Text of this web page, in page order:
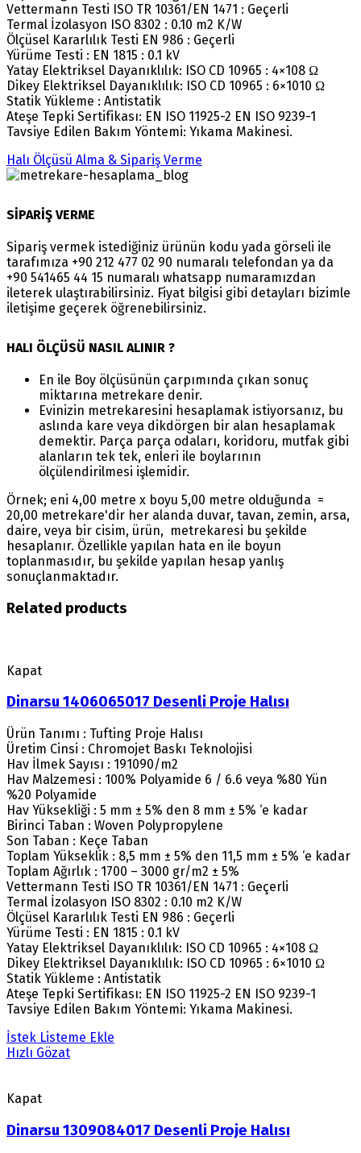
Vettermann Testi ISO TR 10361/EN 1471 : Geçerli
Termal İzolasyon ISO 8302 : 0.10 m2 K/W
Ölçüsel Kararlılık Testi EN 986 : Geçerli
Yürüme Testi : EN 1815 : 0.1 kV
Yatay Elektriksel Dayanıklılık: ISO CD 10965 : 4×108 Ω
Dikey Elektriksel Dayanıklılık: ISO CD 10965 : 6×1010 Ω
Statik Yükleme : Antistatik
Ateşe Tepki Sertifikası: EN ISO 11925-2 EN ISO 9239-1
Tavsiye Edilen Bakım Yöntemi: Yıkama Makinesi.
Halı Ölçüsü Alma & Sipariş Verme
SİPARİŞ VERME
Sipariş vermek istediğiniz ürünün kodu yada görseli ile
tarafımıza +90 212 477 02 90 numaralı telefondan ya da
+90 541465 44 15 numaralı whatsapp numaramızdan
ileterek ulaştırabilirsiniz. Fiyat bilgisi gibi detayları bizimle
iletişime geçerek öğrenebilirsiniz.
HALI ÖLÇÜSÜ NASIL ALINIR ?
En ile Boy ölçüsünün çarpımında çıkan sonuç
miktarına metrekare denir.
Evinizin metrekaresini hesaplamak istiyorsanız, bu
aslında kare veya dikdörgen bir alan hesaplamak
demektir. Parça parça odaları, koridoru, mutfak gibi
alanların tek tek, enleri ile boylarının
ölçülendirilmesi işlemidir.
Örnek; eni 4,00 metre x boyu 5,00 metre olduğunda =
20,00 metrekare'dir her alanda duvar, tavan, zemin, arsa,
daire, veya bir cisim, ürün, metrekaresi bu şekilde
hesaplanır. Özellikle yapılan hata en ile boyun
toplanmasıdır, bu şekilde yapılan hesap yanlış
sonuçlanmaktadır.
Related products
Kapat
Dinarsu 1406065017 Desenli Proje Halısı
Ürün Tanımı : Tufting Proje Halısı
Üretim Cinsi : Chromojet Baskı Teknolojisi
Hav İlmek Sayısı : 191090/m2
Hav Malzemesi : 100% Polyamide 6 / 6.6 veya %80 Yün
%20 Polyamide
Hav Yüksekliği : 5 mm ± 5% den 8 mm ± 5% ‘e kadar
Birinci Taban : Woven Polypropylene
Son Taban : Keçe Taban
Toplam Yükseklik : 8,5 mm ± 5% den 11,5 mm ± 5% ‘e kadar
Toplam Ağırlık : 1700 – 3000 gr/m2 ± 5%
Vettermann Testi ISO TR 10361/EN 1471 : Geçerli
Termal İzolasyon ISO 8302 : 0.10 m2 K/W
Ölçüsel Kararlılık Testi EN 986 : Geçerli
Yürüme Testi : EN 1815 : 0.1 kV
Yatay Elektriksel Dayanıklılık: ISO CD 10965 : 4×108 Ω
Dikey Elektriksel Dayanıklılık: ISO CD 10965 : 6×1010 Ω
Statik Yükleme : Antistatik
Ateşe Tepki Sertifikası: EN ISO 11925-2 EN ISO 9239-1
Tavsiye Edilen Bakım Yöntemi: Yıkama Makinesi.
İstek Listeme Ekle
Hızlı Gözat
Kapat
Dinarsu 1309084017 Desenli Proje Halısı